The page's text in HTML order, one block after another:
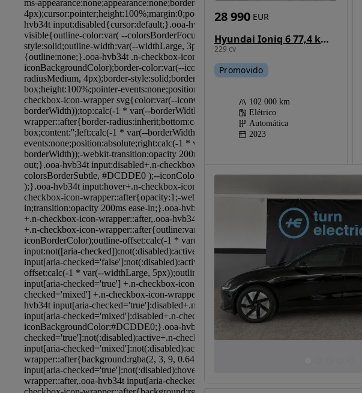
Hyundai Ioniq 6 77,4 kWh Techniq
229 cv
28 990 EUR
Promovido
102 000 km
Elétrico
Automática
2023